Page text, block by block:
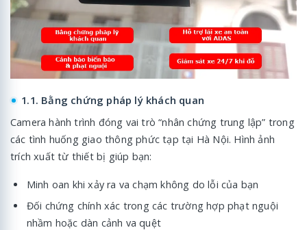
1.1. Bằng chứng pháp lý khách quan
Camera hành trình đóng vai trò “nhân chứng trung lập” trong
các tình huống giao thông phức tạp tại Hà Nội. Hình ảnh
trích xuất từ thiết bị giúp bạn:
Minh oan khi xảy ra va chạm không do lỗi của bạn
Đối chứng chính xác trong các trường hợp phạt nguội
nhầm hoặc dàn cảnh va quệt